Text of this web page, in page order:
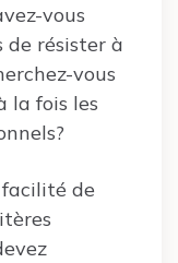
vous
de résister à
vous
la fois les
de